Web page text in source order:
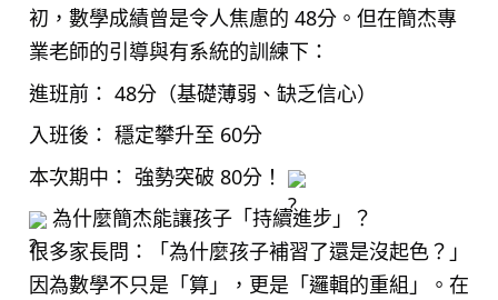
初，數學成績曾是令人焦慮的 48分。但在簡杰專
業老師的引導與有系統的訓練下：
進班前： 48分（基礎薄弱、缺乏信心）
入班後： 穩定攀升至 60分
本次期中： 強勢突破 80分！
為什麼簡杰能讓孩子「持續進步」？
很多家長問：「為什麼孩子補習了還是沒起色？」
因為數學不只是「算」，更是「邏輯的重組」。在